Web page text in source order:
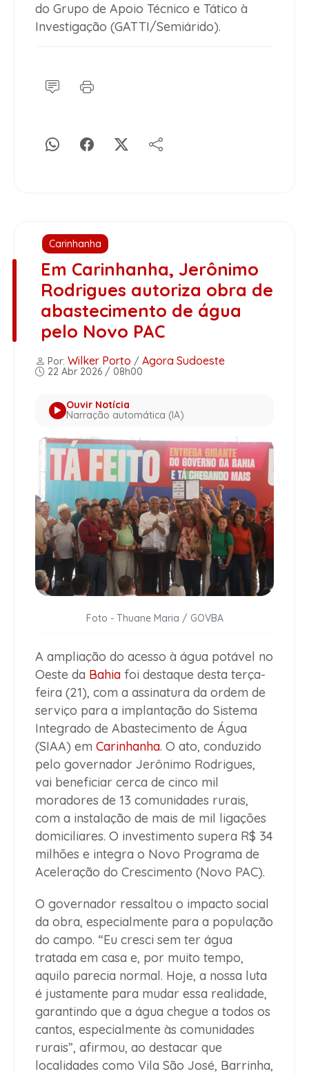
do Grupo de Apoio Técnico e Tático à
Investigação (GATTI/Semiárido).
Carinhanha
Em Carinhanha, Jerônimo
Rodrigues autoriza obra de
abastecimento de água
pelo Novo PAC
Por: Wilker Porto / Agora Sudoeste
22 Abr 2026 / 08h00
Ouvir Notícia
Narração automática (IA)
Foto - Thuane Maria / GOVBA
A ampliação do acesso à água potável no
Oeste da Bahia foi destaque desta terça-
feira (21), com a assinatura da ordem de
serviço para a implantação do Sistema
Integrado de Abastecimento de Água
(SIAA) em Carinhanha. O ato, conduzido
pelo governador Jerônimo Rodrigues,
vai beneficiar cerca de cinco mil
moradores de 13 comunidades rurais,
com a instalação de mais de mil ligações
domiciliares. O investimento supera R$ 34
milhões e integra o Novo Programa de
Aceleração do Crescimento (Novo PAC).
O governador ressaltou o impacto social
da obra, especialmente para a população
do campo. “Eu cresci sem ter água
tratada em casa e, por muito tempo,
aquilo parecia normal. Hoje, a nossa luta
é justamente para mudar essa realidade,
garantindo que a água chegue a todos os
cantos, especialmente às comunidades
rurais”, afirmou, ao destacar que
localidades como Vila São José, Barrinha,